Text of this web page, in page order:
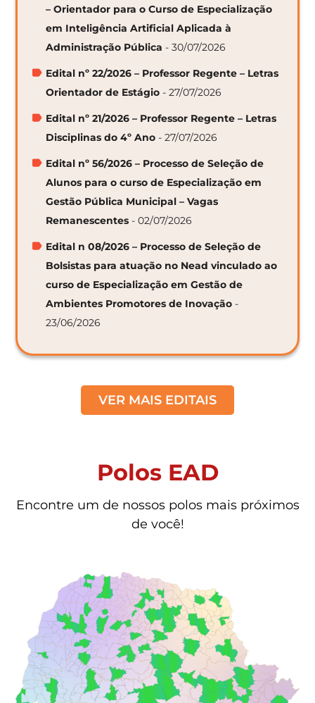
– Orientador para o Curso de Especialização
em Inteligência Artificial Aplicada à
Administração Pública - 30/07/2026
Edital nº 22/2026 – Professor Regente – Letras
Orientador de Estágio - 27/07/2026
Edital nº 21/2026 – Professor Regente – Letras
Disciplinas do 4º Ano - 27/07/2026
Edital nº 56/2026 – Processo de Seleção de
Alunos para o curso de Especialização em
Gestão Pública Municipal – Vagas
Remanescentes - 02/07/2026
Edital n 08/2026 – Processo de Seleção de
Bolsistas para atuação no Nead vinculado ao
curso de Especialização em Gestão de
Ambientes Promotores de Inovação -
23/06/2026
VER MAIS EDITAIS
Polos EAD
Encontre um de nossos polos mais próximos
de você!